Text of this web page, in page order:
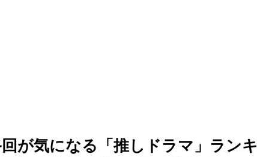
が気になる「推しドラマ」ランキ